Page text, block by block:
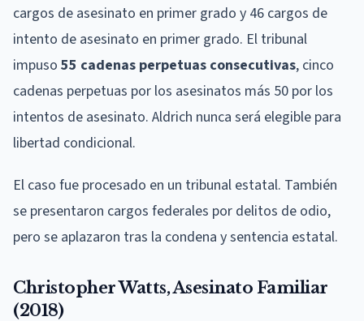
cargos de asesinato en primer grado y 46 cargos de
intento de asesinato en primer grado. El tribunal
impuso 55 cadenas perpetuas consecutivas, cinco
cadenas perpetuas por los asesinatos más 50 por los
intentos de asesinato. Aldrich nunca será elegible para
libertad condicional.
El caso fue procesado en un tribunal estatal. También
se presentaron cargos federales por delitos de odio,
pero se aplazaron tras la condena y sentencia estatal.
Christopher Watts, Asesinato Familiar
(2018)